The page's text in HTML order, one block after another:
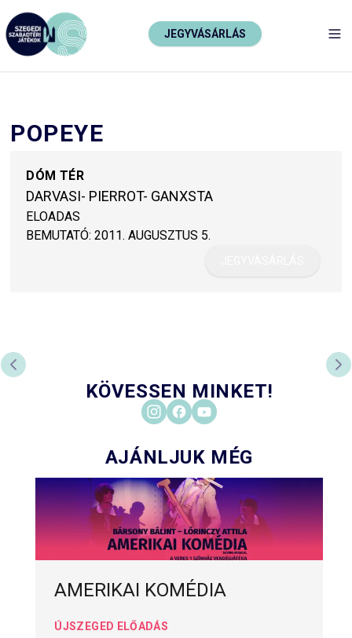
JEGYVÁSÁRLÁS
POPEYE
DÓM TÉR
DARVASI- PIERROT- GANXSTA
ELOADAS
BEMUTATÓ: 2011. AUGUSZTUS 5.
PREVIOUS SLIDE
KÖVESSEN MINKET!
AJÁNLJUK MÉG
AMERIKAI KOMÉDIA
ÚJSZEGED ELŐADÁS